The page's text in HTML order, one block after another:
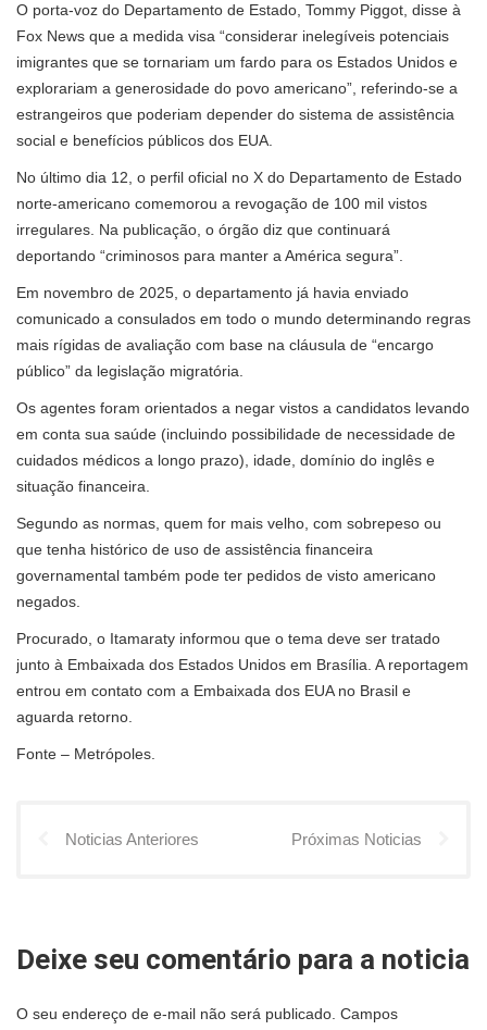
O porta-voz do Departamento de Estado, Tommy Piggot, disse à
Fox News que a medida visa “considerar inelegíveis potenciais
imigrantes que se tornariam um fardo para os Estados Unidos e
explorariam a generosidade do povo americano”, referindo-se a
estrangeiros que poderiam depender do sistema de assistência
social e benefícios públicos dos EUA.
No último dia 12, o perfil oficial no X do Departamento de Estado
norte-americano comemorou a revogação de 100 mil vistos
irregulares. Na publicação, o órgão diz que continuará
deportando “criminosos para manter a América segura”.
Em novembro de 2025, o departamento já havia enviado
comunicado a consulados em todo o mundo determinando regras
mais rígidas de avaliação com base na cláusula de “encargo
público” da legislação migratória.
Os agentes foram orientados a negar vistos a candidatos levando
em conta sua saúde (incluindo possibilidade de necessidade de
cuidados médicos a longo prazo), idade, domínio do inglês e
situação financeira.
Segundo as normas, quem for mais velho, com sobrepeso ou
que tenha histórico de uso de assistência financeira
governamental também pode ter pedidos de visto americano
negados.
Procurado, o Itamaraty informou que o tema deve ser tratado
junto à Embaixada dos Estados Unidos em Brasília. A reportagem
entrou em contato com a Embaixada dos EUA no Brasil e
aguarda retorno.
Fonte – Metrópoles.
Noticias Anteriores Próximas Noticias
Deixe seu comentário para a noticia
O seu endereço de e-mail não será publicado. Campos